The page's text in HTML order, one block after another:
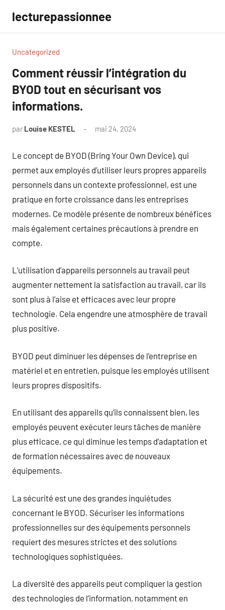
contenu
lecturepassionnee
Uncategorized
Comment réussir l’intégration du
BYOD tout en sécurisant vos
informations.
par Louise KESTEL mai 24, 2024
Le concept de BYOD (Bring Your Own Device), qui
permet aux employés d’utiliser leurs propres appareils
personnels dans un contexte professionnel, est une
pratique en forte croissance dans les entreprises
modernes. Ce modèle présente de nombreux bénéfices
mais également certaines précautions à prendre en
compte.
L’utilisation d’appareils personnels au travail peut
augmenter nettement la satisfaction au travail, car ils
sont plus à l’aise et efficaces avec leur propre
technologie. Cela engendre une atmosphère de travail
plus positive.
BYOD peut diminuer les dépenses de l’entreprise en
matériel et en entretien, puisque les employés utilisent
leurs propres dispositifs.
En utilisant des appareils qu’ils connaissent bien, les
employés peuvent exécuter leurs tâches de manière
plus efficace, ce qui diminue les temps d’adaptation et
de formation nécessaires avec de nouveaux
équipements.
La sécurité est une des grandes inquiétudes
concernant le BYOD. Sécuriser les informations
professionnelles sur des équipements personnels
requiert des mesures strictes et des solutions
technologiques sophistiquées.
La diversité des appareils peut compliquer la gestion
des technologies de l’information, notamment en